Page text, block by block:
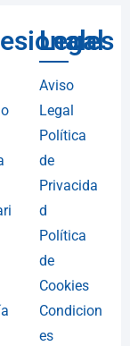
Legal
Aviso
Legal
Política
de
Privacida
d
Política
de
Cookies
Condicion
es